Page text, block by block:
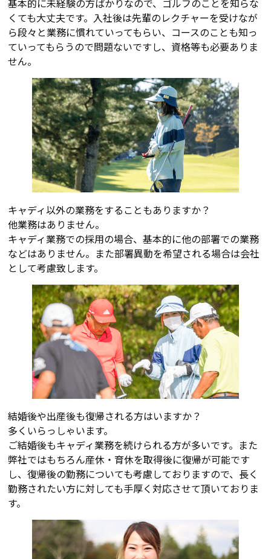
基本的に未経験の方ばかりなので、ゴルフのことを知らな
くても大丈夫です。入社後は先輩のレクチャーを受けなが
ら段々と業務に慣れていってもらい、コースのことも知っ
ていってもらうので問題ないですし、資格等も必要ありま
せん。
キャディ以外の業務をすることもありますか？
他業務はありません。
キャディ業務での採用の場合、基本的に他の部署での業務
などはありません。また部署異動を希望される場合は会社
として考慮致します。
結婚後や出産後も復帰される方はいますか？
多くいらっしゃいます。
ご結婚後もキャディ業務を続けられる方が多いです。また
弊社ではもちろん産休・育休を取得後に復帰が可能です
し、復帰後の勤務についても考慮しておりますので、長く
勤務されたい方に対しても手厚く対応させて頂いておりま
す。